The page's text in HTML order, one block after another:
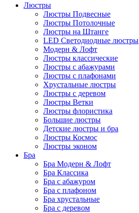
Люстры
Люстры Подвесные
Люстры Потолочные
Люстры на Штанге
LED Светодиодные люстры
Модерн & Лофт
Люстры классические
Люстры с абажурами
Люстры с плафонами
Хрустальные люстры
Люстры с деревом
Люстры Ветки
Люстры флористика
Большие люстры
Детские люстры и бра
Люстры Космос
Люстры эконом
Бра
Бра Модерн & Лофт
Бра Классика
Бра с абажуром
Бра с плафоном
Бра хрустальные
Бра с деревом